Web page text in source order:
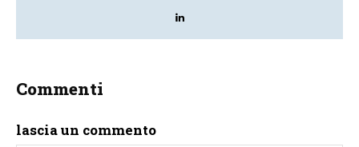
Commenti
lascia un commento